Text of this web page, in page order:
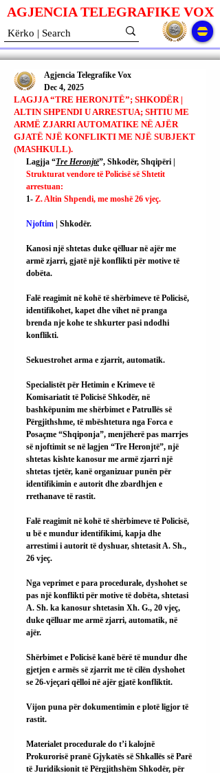
AGJENCIA TELEGRAFIKE VOX
LAGJJA “TRE HERONJTË”; SHKODËR |
ALTIN SHPENDI U ARRESTUA; SHTIU ME
ARMË ZJARRI AUTOMATIKE NË AJËR
GJATË NJË KONFLIKTI ME NJË SUBJEKT
(MASHKULL).
Agjencia Telegrafike Vox
Dec 4, 2025
Lagjja “Tre Heronjtë”, Shkodër, Shqipëri |
Strukturat vendore të Policisë së Shtetit
arrestuan:
1- Z. Altin Shpendi, me moshë 26 vjeç.
Njoftim | Shkodër.
Kanosi një shtetas duke qëlluar në ajër me
armë zjarri, gjatë një konflikti për motive të
dobëta.
Falë reagimit në kohë të shërbimeve të Policisë,
identifikohet, kapet dhe vihet në pranga
brenda nje kohe te shkurter pasi ndodhi
konflikti.
Sekuestrohet arma e zjarrit, automatik.
Specialistët për Hetimin e Krimeve të
Komisariatit të Policisë Shkodër, në
bashkëpunim me shërbimet e Patrullës së
Përgjithshme, të mbështetura nga Forca e
Posaçme “Shqiponja”, menjëherë pas marrjes
së njoftimit se në lagjen “Tre Heronjtë”, një
shtetas kishte kanosur me armë zjarri një
shtetas tjetër, kanë organizuar punën për
identifikimin e autorit dhe zbardhjen e
rrethanave të rastit.
Falë reagimit në kohë të shërbimeve të Policisë,
u bë e mundur identifikimi, kapja dhe
arrestimi i autorit të dyshuar, shtetasit A. Sh.,
26 vjeç.
Nga veprimet e para procedurale, dyshohet se
pas një konflikti për motive të dobëta, shtetasi
A. Sh. ka kanosur shtetasin Xh. G., 20 vjeç,
duke qëlluar me armë zjarri, automatik, në
ajër.
Shërbimet e Policisë kanë bërë të mundur dhe
gjetjen e armës së zjarrit me të cilën dyshohet
se 26-vjeçari qëlloi në ajër gjatë konfliktit.
Vijon puna për dokumentimin e plotë ligjor të
rastit.
Materialet procedurale do t’i kalojnë
Prokurorisë pranë Gjykatës së Shkallës së Parë
të Juridiksionit të Përgjithshëm Shkodër, për